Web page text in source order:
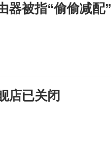
器被指“偷偷减配”
店已关闭